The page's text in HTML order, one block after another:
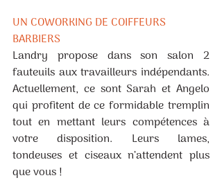
UN COWORKING DE COIFFEURS
BARBIERS
Landry propose dans son salon 2
fauteuils aux travailleurs indépendants.
Actuellement, ce sont Sarah et Angelo
qui profitent de ce formidable tremplin
tout en mettant leurs compétences à
votre disposition. Leurs lames,
tondeuses et ciseaux n’attendent plus
que vous !